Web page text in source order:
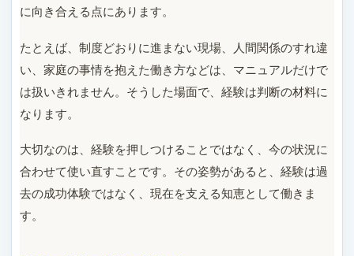
に向き合える点にあります。
たとえば、制度どおりに進まない現場、人間関係のすれ違
い、家庭の事情を抱えた働き方などは、マニュアルだけで
は扱いきれません。そうした場面で、経験は判断の材料に
なります。
大切なのは、経験を押しつけることではなく、今の状況に
合わせて使い直すことです。その姿勢があると、経験は過
去の成功体験ではなく、現在を支える知恵として働きま
す。